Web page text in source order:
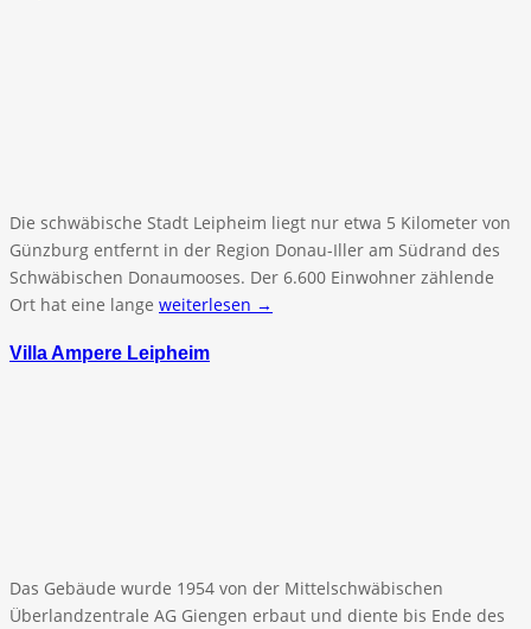
Die schwäbische Stadt Leipheim liegt nur etwa 5 Kilometer von
Günzburg entfernt in der Region Donau-Iller am Südrand des
Schwäbischen Donaumooses. Der 6.600 Einwohner zählende
Ort hat eine lange weiterlesen →
Villa Ampere Leipheim
Das Gebäude wurde 1954 von der Mittelschwäbischen
Überlandzentrale AG Giengen erbaut und diente bis Ende des